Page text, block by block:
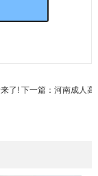
了!下一篇： 河南成人高